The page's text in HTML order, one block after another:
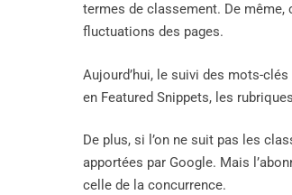
termes de classement. De même,
fluctuations des pages.
Aujourd’hui, le suivi des mots-
en Featured Snippets, les
De plus, si l’on ne suit pas les
apportées par Google. Mais
celle de la concurrence.